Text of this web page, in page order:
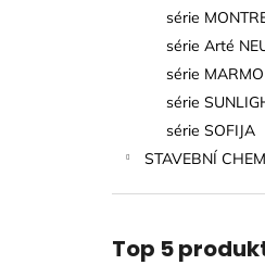
série
série Arté
série MARMO
série
série SOFIJA
STAVEBNÍ
Top 5
KERAMICKÁ
MATNÁ 60X60
499 Kč